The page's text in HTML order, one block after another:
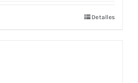
Detalles